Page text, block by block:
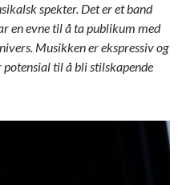
spekter. Det er et band
en evne til å ta publikum med
Musikken er ekspressiv og
til å bli stilskapende